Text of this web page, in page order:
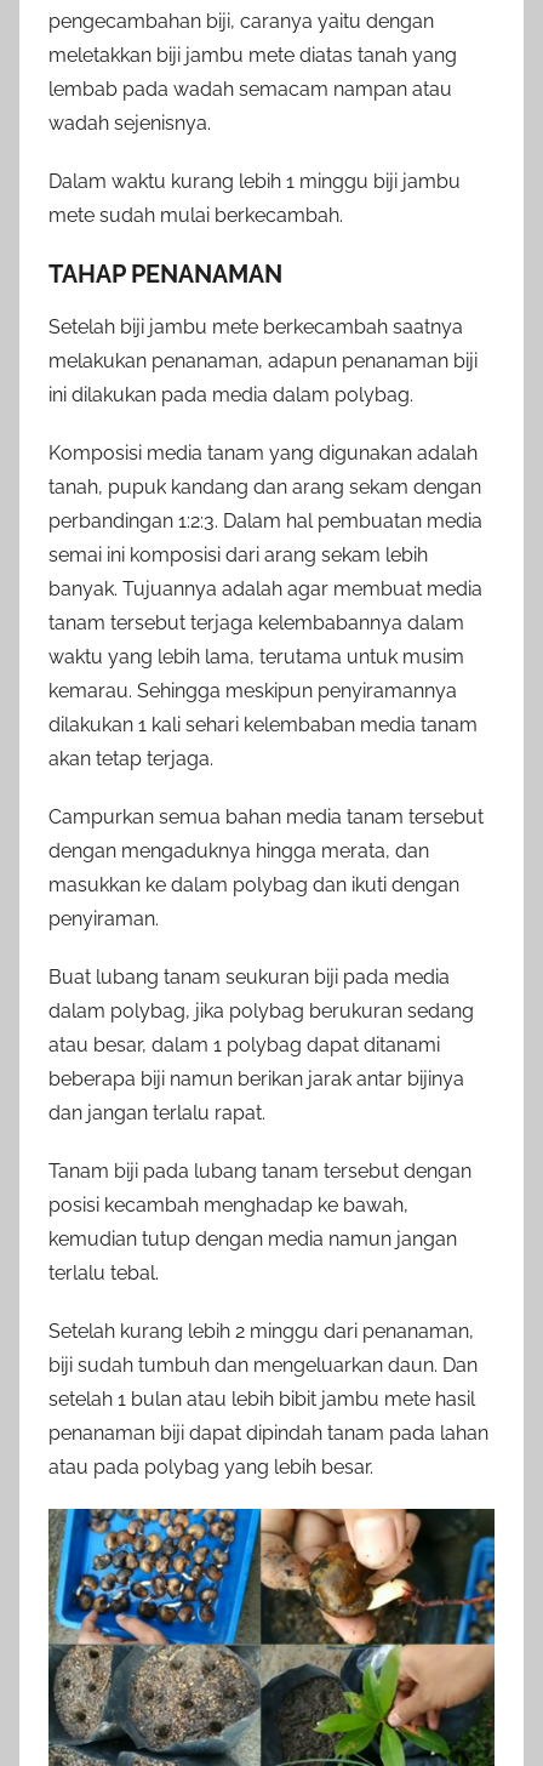
pengecambahan biji, caranya yaitu dengan
meletakkan biji jambu mete diatas tanah yang
lembab pada wadah semacam nampan atau
wadah sejenisnya.
Dalam waktu kurang lebih 1 minggu biji jambu
mete sudah mulai berkecambah.
TAHAP PENANAMAN
Setelah biji jambu mete berkecambah saatnya
melakukan penanaman, adapun penanaman biji
ini dilakukan pada media dalam polybag.
Komposisi media tanam yang digunakan adalah
tanah, pupuk kandang dan arang sekam dengan
perbandingan 1:2:3. Dalam hal pembuatan media
semai ini komposisi dari arang sekam lebih
banyak. Tujuannya adalah agar membuat media
tanam tersebut terjaga kelembabannya dalam
waktu yang lebih lama, terutama untuk musim
kemarau. Sehingga meskipun penyiramannya
dilakukan 1 kali sehari kelembaban media tanam
akan tetap terjaga.
Campurkan semua bahan media tanam tersebut
dengan mengaduknya hingga merata, dan
masukkan ke dalam polybag dan ikuti dengan
penyiraman.
Buat lubang tanam seukuran biji pada media
dalam polybag, jika polybag berukuran sedang
atau besar, dalam 1 polybag dapat ditanami
beberapa biji namun berikan jarak antar bijinya
dan jangan terlalu rapat.
Tanam biji pada lubang tanam tersebut dengan
posisi kecambah menghadap ke bawah,
kemudian tutup dengan media namun jangan
terlalu tebal.
Setelah kurang lebih 2 minggu dari penanaman,
biji sudah tumbuh dan mengeluarkan daun. Dan
setelah 1 bulan atau lebih bibit jambu mete hasil
penanaman biji dapat dipindah tanam pada lahan
atau pada polybag yang lebih besar.